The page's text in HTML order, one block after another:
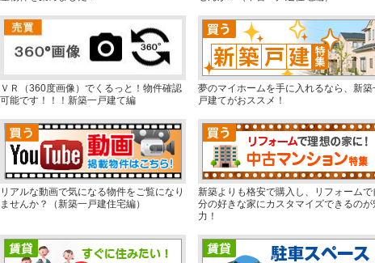
ＶＲ（360度画像）でくるっと！物件確認
可能です！！！新築一戸建て編
夢のマイホームを手に入れるなら、新築
戸建てがおススメ！
リアルな動画で気になる物件をご覧になり
ませんか？（新築一戸建住宅編）
新築よりも格安で購入し、リフォームで
分の好きな家にカスタマイズできるのが
力！